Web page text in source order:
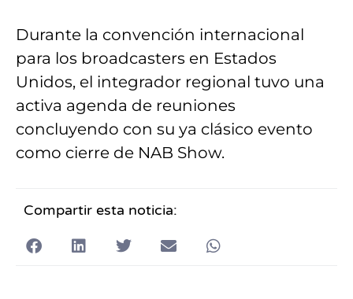
Durante la convención internacional
para los broadcasters en Estados
Unidos, el integrador regional tuvo una
activa agenda de reuniones
concluyendo con su ya clásico evento
como cierre de NAB Show.
Compartir esta noticia: